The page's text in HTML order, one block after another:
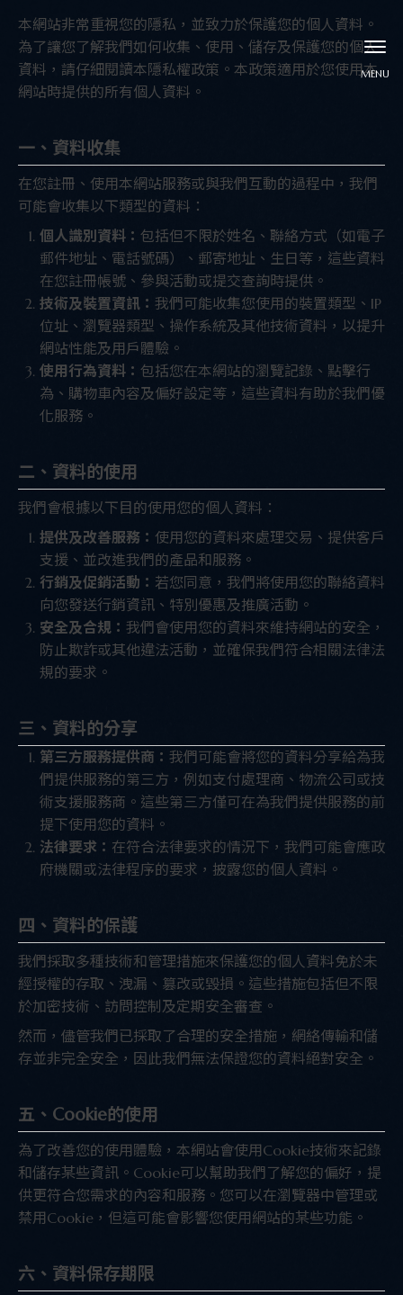
本網站非常重視您的隱私，並致力於保護您的個人資料。
為了讓您了解我們如何收集、使用、儲存及保護您的個人
資料，請仔細閱讀本隱私權政策。本政策適用於您使用本
網站時提供的所有個人資料。
一、資料收集
在您註冊、使用本網站服務或與我們互動的過程中，我們
可能會收集以下類型的資料：
個人識別資料： 包括但不限於姓名、聯絡方式（如電子
郵件地址、電話號碼）、郵寄地址、生日等，這些資料
在您註冊帳號、參與活動或提交查詢時提供。
技術及裝置資訊： 我們可能收集您使用的裝置類型、IP
位址、瀏覽器類型、操作系統及其他技術資料，以提升
網站性能及用戶體驗。
使用行為資料： 包括您在本網站的瀏覽記錄、點擊行
為、購物車內容及偏好設定等，這些資料有助於我們優
化服務。
二、資料的使用
我們會根據以下目的使用您的個人資料：
提供及改善服務： 使用您的資料來處理交易、提供客戶
支援、並改進我們的產品和服務。
行銷及促銷活動： 若您同意，我們將使用您的聯絡資料
向您發送行銷資訊、特別優惠及推廣活動。
安全及合規： 我們會使用您的資料來維持網站的安全，
防止欺詐或其他違法活動，並確保我們符合相關法律法
規的要求。
三、資料的分享
第三方服務提供商： 我們可能會將您的資料分享給為我
們提供服務的第三方，例如支付處理商、物流公司或技
術支援服務商。這些第三方僅可在為我們提供服務的前
提下使用您的資料。
法律要求： 在符合法律要求的情況下，我們可能會應政
府機關或法律程序的要求，披露您的個人資料。
四、資料的保護
我們採取多種技術和管理措施來保護您的個人資料免於未
經授權的存取、洩漏、篡改或毀損。這些措施包括但不限
於加密技術、訪問控制及定期安全審查。
然而，儘管我們已採取了合理的安全措施，網絡傳輸和儲
存並非完全安全，因此我們無法保證您的資料絕對安全。
五、Cookie的使用
為了改善您的使用體驗，本網站會使用Cookie技術來記錄
和儲存某些資訊。Cookie可以幫助我們了解您的偏好，提
供更符合您需求的內容和服務。您可以在瀏覽器中管理或
禁用Cookie，但這可能會影響您使用網站的某些功能。
六、資料保存期限